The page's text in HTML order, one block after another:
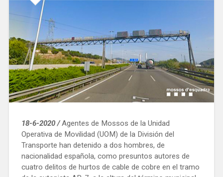
18-6-2020 /Agentes de Mossos de la Unidad
Operativa de Movilidad (UOM) de la División del
Transporte han detenido a dos hombres, de
nacionalidad española, como presuntos autores de
cuatro delitos de hurtos de cable de cobre en el tramo